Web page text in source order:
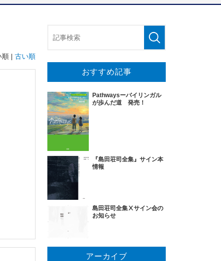
順 | 古い順
おすすめ記事
Pathwaysーバイリンガル
が歩んだ道 発売！
『島田荘司全集』サイン本
情報
島田荘司全集Ⅹサイン会の
お知らせ
アーカイブ